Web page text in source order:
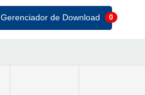
Gerenciador de Download 0